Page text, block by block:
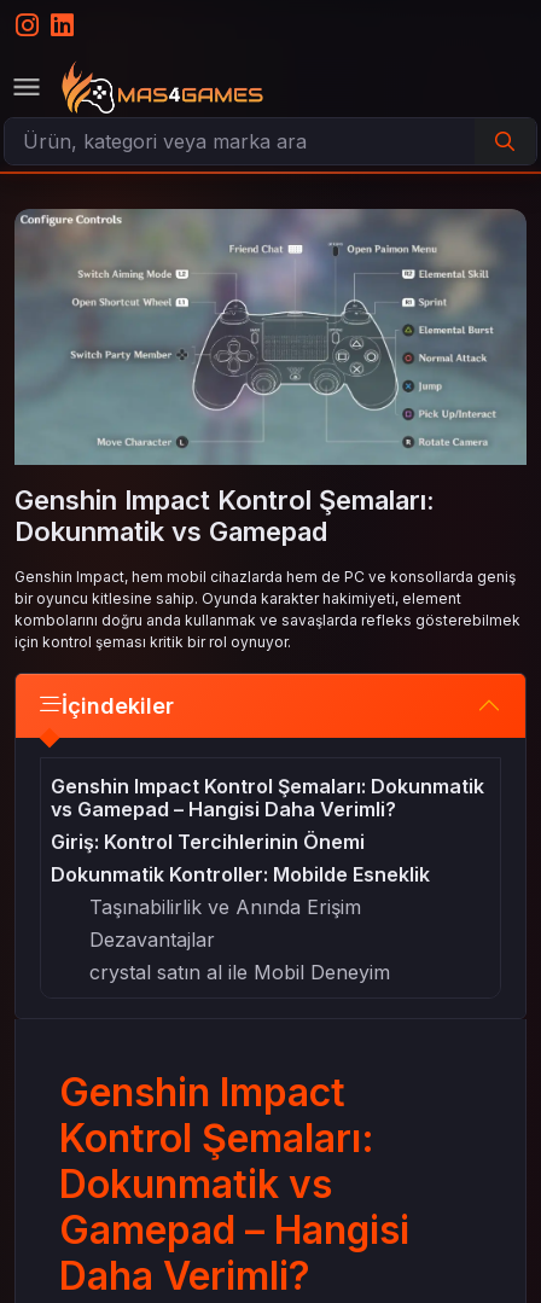
Genshin Impact Kontrol Şemaları:
Dokunmatik vs Gamepad
Genshin Impact, hem mobil cihazlarda hem de PC ve konsollarda geniş
bir oyuncu kitlesine sahip. Oyunda karakter hakimiyeti, element
kombolarını doğru anda kullanmak ve savaşlarda refleks gösterebilmek
için kontrol şeması kritik bir rol oynuyor.
İçindekiler
Genshin Impact Kontrol Şemaları: Dokunmatik
vs Gamepad – Hangisi Daha Verimli?
Giriş: Kontrol Tercihlerinin Önemi
Dokunmatik Kontroller: Mobilde Esneklik
Taşınabilirlik ve Anında Erişim
Dezavantajlar
crystal satın al ile Mobil Deneyim
Komboların Daha Akıcı Kullanımı
crystal satın al ile Güçlendirilmiş Strateji
Hangi Kontrol Daha Verimli?
Oyun Tarzına Göre Seçim
Platform Farklılıkları
crystal satın al ile İlerleme ve Kontrol Dengesi
Genshin Impact
Kontrol Şemaları:
Dokunmatik vs
Gamepad – Hangisi
Daha Verimli?